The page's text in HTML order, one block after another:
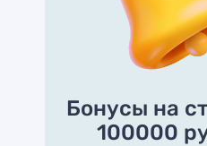
Бонусы на
100000